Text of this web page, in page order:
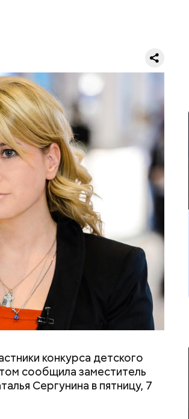
конкурса детского
сообщила заместитель
Сергунина в пятницу, 7
что его смущает одно
никак не касается
тем или иным
задаем сами себе
сих пор, насколько мне
удостоверений. Я знаю
Так что я, конечно,
но этот вопрос никак не
«Волшебный напиток» из
Японии: может ли вода с
рисовыми отрубями помочь
похудеть